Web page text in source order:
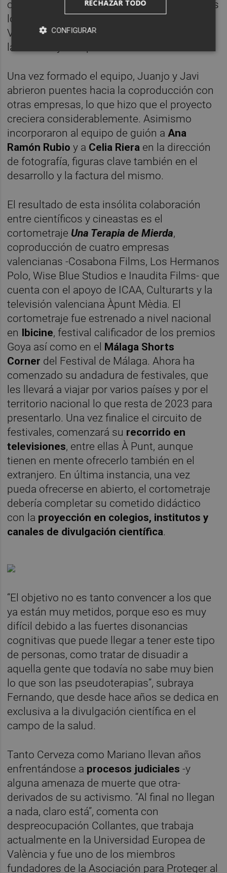
objetivo era superar en histrionismo a la más
loca de las convenciones terraplanistas.
Vencer al enemigo con sus mismas armas:
la mentira y el espectáculo
Una vez formado el equipo, Juanjo y Javi
abrieron puentes hacia la coproducción con
otras empresas, lo que hizo que el proyecto
creciera considerablemente. Asimismo
incorporaron al equipo de guión aAna
Ramón Rubio y a Celia Riera en la dirección
de fotografía, figuras clave también en el
desarrollo y la factura del mismo.
El resultado de esta insólita colaboración
entre científicos y cineastas es el
cortometraje Una Terapia de Mierda,
coproducción de cuatro empresas
valencianas -Cosabona Films, Los Hermanos
Polo, Wise Blue Studios e Inaudita Films- que
cuenta con el apoyo de ICAA, Culturarts y la
televisión valenciana Àpunt Mèdia. El
cortometraje fue estrenado a nivel nacional
en Ibicine, festival calificador de los premios
Goya así como en el Málaga Shorts
Corner del Festival de Málaga. Ahora ha
comenzado su andadura de festivales, que
les llevará a viajar por varios países y por el
territorio nacional lo que resta de 2023 para
presentarlo. Una vez finalice el circuito de
festivales, comenzará su recorrido en
televisiones, entre ellas À Punt, aunque
tienen en mente ofrecerlo también en el
extranjero. En última instancia, una vez
pueda ofrecerse en abierto, el cortometraje
debería completar su cometido didáctico
con la proyección en colegios, institutos y
canales de divulgación científica.
“El objetivo no es tanto convencer a los que
ya están muy metidos, porque eso es muy
difícil debido a las fuertes disonancias
cognitivas que puede llegar a tener este tipo
de personas, como tratar de disuadir a
aquella gente que todavía no sabe muy bien
lo que son las pseudoterapias”, subraya
Fernando, que desde hace años se dedica en
exclusiva a la divulgación científica en el
campo de la salud.
Tanto Cerveza como Mariano llevan años
enfrentándose a procesos judiciales -y
alguna amenaza de muerte que otra-
derivados de su activismo. “Al final no llegan
a nada, claro está”, comenta con
despreocupación Collantes, que trabaja
actualmente en la Universidad Europea de
València y fue uno de los miembros
fundadores de la Asociación para Proteger al
RECHAZAR TODO
CONFIGURAR